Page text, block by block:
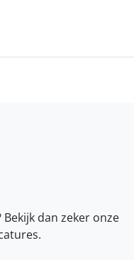
dan zeker onze